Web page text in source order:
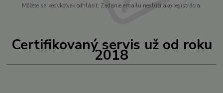
Môžete sa kedykoľvek odhlásiť. Zadanie emailu neslúži ako registrácia.
Certifikovaný servis už od roku
2018